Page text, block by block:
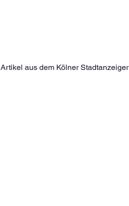
Artikel aus dem Kölner Stadtanzeiger